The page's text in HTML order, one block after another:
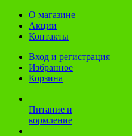
О магазине
Акции
Контакты
Вход и регистрация
Избранное
Корзина
Питание и
кормление